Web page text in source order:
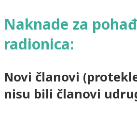
Naknade za
radionica:
Novi članovi
nisu bili članovi